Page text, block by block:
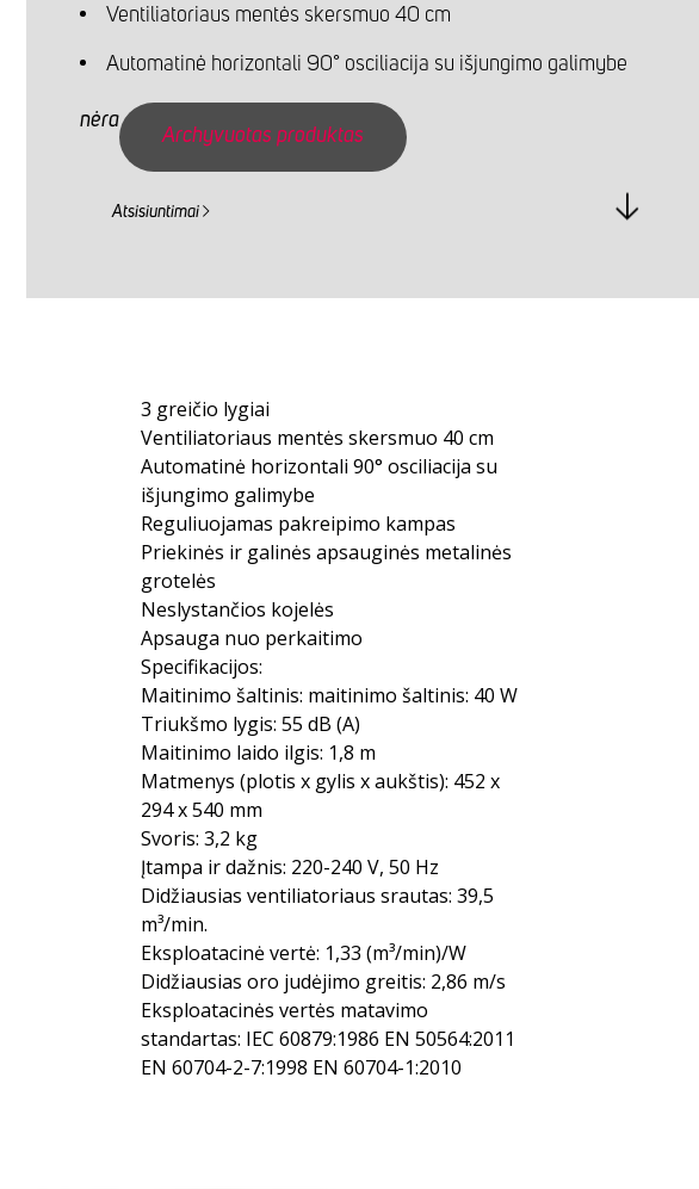
Ventiliatoriaus mentės skersmuo 40 cm
Automatinė horizontali 90° osciliacija su išjungimo galimybe
Archyvuotas produktas
nėra
Atsisiuntimai
3 greičio lygiai
Ventiliatoriaus mentės skersmuo 40 cm
Automatinė horizontali 90° osciliacija su
išjungimo galimybe
Reguliuojamas pakreipimo kampas
Priekinės ir galinės apsauginės metalinės
grotelės
Neslystančios kojelės
Apsauga nuo perkaitimo
Specifikacijos:
Maitinimo šaltinis: maitinimo šaltinis: 40 W
Triukšmo lygis: 55 dB (A)
Maitinimo laido ilgis: 1,8 m
Matmenys (plotis x gylis x aukštis): 452 x
294 x 540 mm
Svoris: 3,2 kg
Įtampa ir dažnis: 220-240 V, 50 Hz
Didžiausias ventiliatoriaus srautas: 39,5
m³/min.
Eksploatacinė vertė: 1,33 (m³/min)/W
Didžiausias oro judėjimo greitis: 2,86 m/s
Eksploatacinės vertės matavimo
standartas: IEC 60879:1986 EN 50564:2011
EN 60704-2-7:1998 EN 60704-1:2010